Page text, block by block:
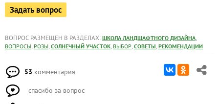
Задать вопрос
ВОПРОС РАЗМЕЩЕН В РАЗДЕЛАХ: ШКОЛА ЛАНДШАФТНОГО ДИЗАЙНА,
ВОПРОСЫ, РОЗЫ, СОЛНЕЧНЫЙ УЧАСТОК, ВЫБОР, СОВЕТЫ, РЕКОМЕНДАЦИИ
53 комментария
спасибо за вопрос